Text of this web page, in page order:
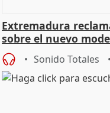
Extremadura
sobre el nuevo
Sonido Totales